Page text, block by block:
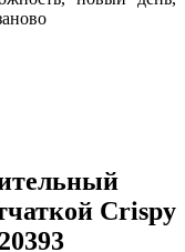
Crispy